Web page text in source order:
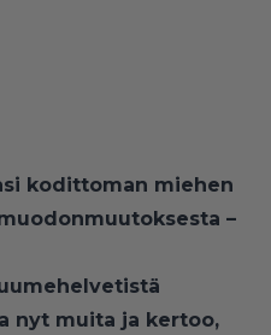
kodittoman miehen
–
nyt muita ja kertoo,